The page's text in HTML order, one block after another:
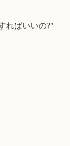
ればいいの?"